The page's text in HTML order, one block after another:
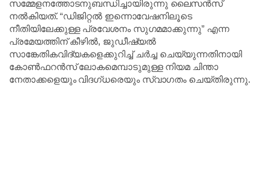
സമ്മേളനത്തോടനുബന്ധിച്ചായിരുന്നു ലൈസൻസ്
നൽകിയത്. “ഡിജിറ്റൽ ഇന്നൊവേഷനിലൂടെ
നീതിയിലേക്കുള്ള പ്രവേശനം സുഗമമാക്കുന്നു” എന്ന
പ്രമേയത്തിന് കീഴിൽ, ജുഡീഷ്യൽ
സാങ്കേതികവിദ്യകളെക്കുറിച്ച് ചർച്ച ചെയ്യുന്നതിനായി
കോൺഫറൻസ് ലോകമെമ്പാടുമുള്ള നിയമ ചിന്താ
നേതാക്കളെയും വിദഗ്ധരെയും സ്വാഗതം ചെയ്തിരുന്നു.